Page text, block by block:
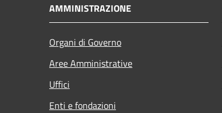
AMMINISTRAZIONE
Organi di Governo
Aree Amministrative
Uffici
Enti e fondazioni